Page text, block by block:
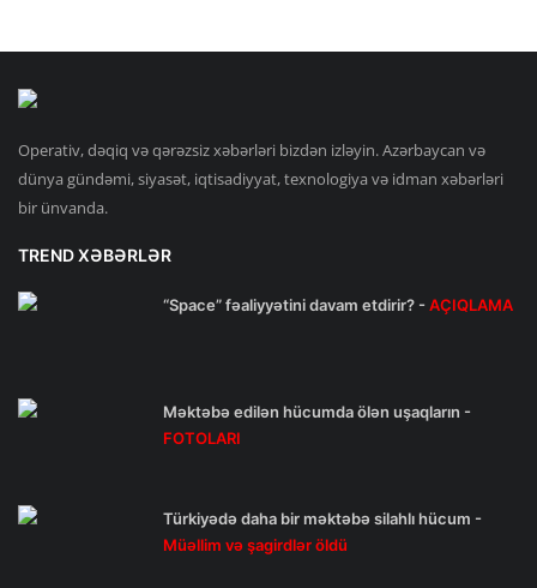
Operativ, dəqiq və qərəzsiz xəbərləri bizdən izləyin. Azərbaycan və
dünya gündəmi, siyasət, iqtisadiyyat, texnologiya və idman xəbərləri
bir ünvanda.
TREND XƏBƏRLƏR
“Space” fəaliyyətini davam etdirir? -AÇIQLAMA
Məktəbə edilən hücumda ölən uşaqların -
FOTOLARI
Türkiyədə daha bir məktəbə silahlı hücum -
Müəllim və şagirdlər öldü